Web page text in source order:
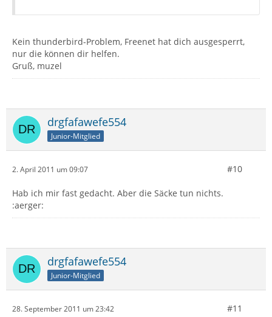
Kein thunderbird-Problem, Freenet hat dich ausgesperrt,
nur die können dir helfen.
Gruß, muzel
drgfafawefe554
Junior-Mitglied
2. April 2011 um 09:07 #10
Hab ich mir fast gedacht. Aber die Säcke tun nichts.
:aerger:
drgfafawefe554
Junior-Mitglied
28. September 2011 um 23:42 #11